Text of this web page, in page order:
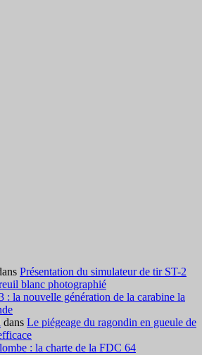
Présentation du simulateur de tir ST-2
blanc photographié
: la nouvelle génération de la carabine la
dans Le piégeage du ragondin en gueule de
: la charte de la FDC 64